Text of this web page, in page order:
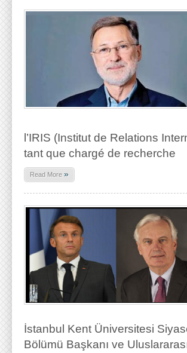
l’IRIS (Institut de Relations
tant que chargé de recherche
Read More »
İstanbul Kent Üniversitesi
Bölümü Başkanı ve